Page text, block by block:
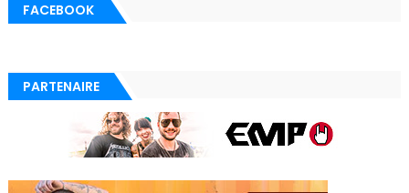
FACEBOOK
PARTENAIRE